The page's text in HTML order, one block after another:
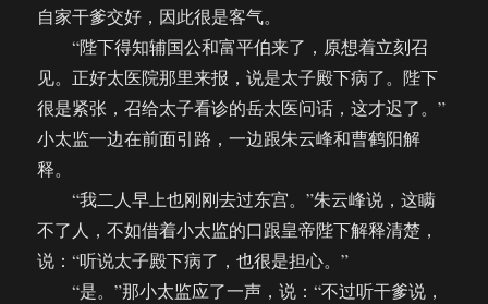
自家干爹交好，因此很是客气。
“陛下得知辅国公和富平伯来了，原想着立刻召
见。正好太医院那里来报，说是太子殿下病了。陛下
很是紧张，召给太子看诊的岳太医问话，这才迟了。”
小太监一边在前面引路，一边跟朱云峰和曹鹤阳解
释。
“我二人早上也刚刚去过东宫。”朱云峰说，这瞒
不了人，不如借着小太监的口跟皇帝陛下解释清楚，
说：“听说太子殿下病了，也很是担心。”
“是。”那小太监应了一声，说：“不过听干爹说，